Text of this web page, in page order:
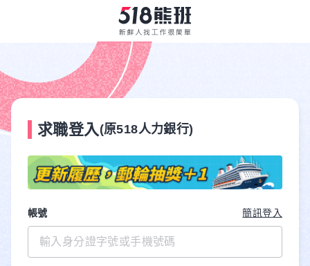
求職登入 (原518人力銀行)
帳號 簡訊登入